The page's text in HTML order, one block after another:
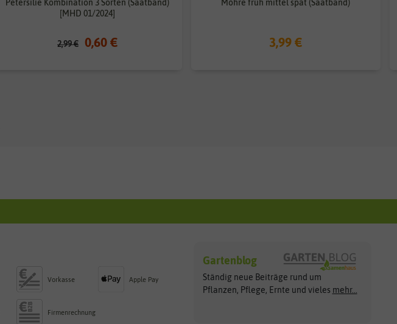
Petersilie Kombination 3 Sorten (Saatband)
[MHD 01/2024]
2,99 € 0,60 €
Möhre früh mittel spät (Saatband)
3,99 €
Vorkasse Apple Pay
Firmenrechnung
Gartenblog
Ständig neue Beiträge rund um
Pflanzen, Pflege, Ernte und vieles mehr...